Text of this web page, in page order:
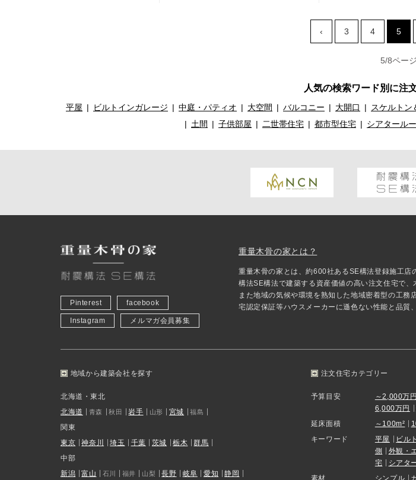
‹ 3 4 5
5/8ページ
人気の検索ワード別に注
平屋 ビルトインガレージ 中庭・パティオ 大空間 バルコニー 大開口 スケルトン
土間
子供部屋 二世帯住宅 都市型住宅 シアタール
Pinterest facebook
Instagram メルマガ会員募集
重量木骨の家とは？
重量木骨の家とは、約600社あるSE構法登録施工
構法SE構法で建築する資産価値の高い注文住宅で
また地域の気候や環境を熟知した地域密着型の工
宅認定保証等ハウスメーカーに遜色ない性能と品質
地域から建築会社を探す
北海道・東北
北海道
青森 秋田 岩手 山形 宮城 福島
関東
東京
神奈川 埼玉 千葉 茨城 栃木
群馬
中部
新潟
富山 石川 福井 山梨 長野 岐阜 愛知 静岡
注文住宅カテゴリー
予算目安 ～2,000万円
6,000万円
延床面積
～100m²
キーワード
平屋 ビル
側
外観・
宅
シアタ
素材
シンプル